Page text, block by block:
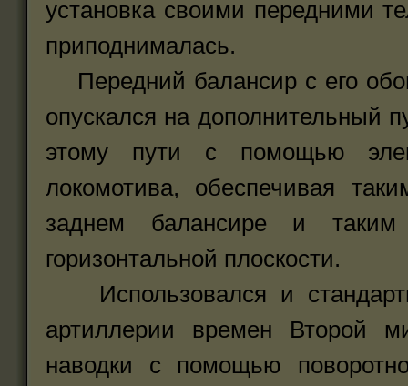
установка своими передними
приподнималась.
Передний балансир с его
опускался на дополнительный
этому пути с помощью
локомотива, обеспечивая
заднем балансире и
горизонтальной плоскости.
Использовался и
артиллерии времен Второй
наводки с помощью